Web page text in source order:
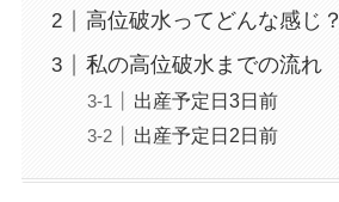
高位破水ってどんな感じ？
私の高位破水までの流れ
出産予定日3日前
出産予定日2日前